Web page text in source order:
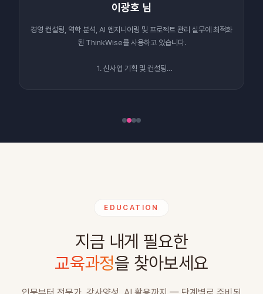
이광호 님
경영 컨설팅, 역학 분석, AI 엔지니어링 및 프로젝트 관리 실무에 최적화
된 ThinkWise를 사용하고 있습니다.
1. 신사업 기획 및 컨설팅
EDUCATION
지금 내게 필요한
교육과정을 찾아보세요